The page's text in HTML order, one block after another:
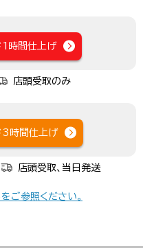
1時間仕上げ
店頭受取のみ
3時間仕上げ
店頭受取、当日発送
ご参照ください。